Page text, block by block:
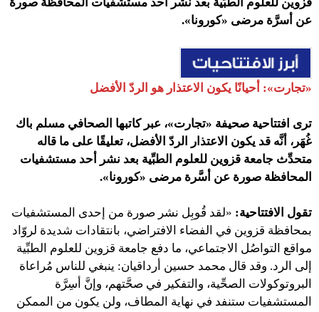
عن أسرَّة مرضى «كورونا».
«تجارت»: أحيانًا يكون الاعتذار هو الردّ الأفضل
ترى افتتاحية صحيفة «تجارت»، عبر كاتبها الصحافي مسلم باك
غُهَر، أنَّه قد يكون الاعتذار الردّ الأفضل، تعليقًا على ما قاله
متحدِّث جامعة قزوين للعلوم الطبِّية بعد نشر أحد مستشفيات
المحافظة صورة عن أسَّرة مرضى «كورونا».
تقول الافتتاحية: «لقد قُوبِل نشر صورة من إحدى المستشفيات
بمحافظة قزوين في الفضاء الافتراضي، بانتقادات شديدة لروّاد
مواقع التواصُل الاجتماعي، ما دفع جامعة قزوين للعلوم الطبِّية
إلى الرد. وقد قال محمد حسين أرداقيان: ينبغي للناس مُراعاة
البروتوكولات الصحِّية، والتفكير في صحَّتهم، وإنَّ أسِرَّة
المستشفيات ستنفد في نهاية المطاف، ولن يكون من الممكن